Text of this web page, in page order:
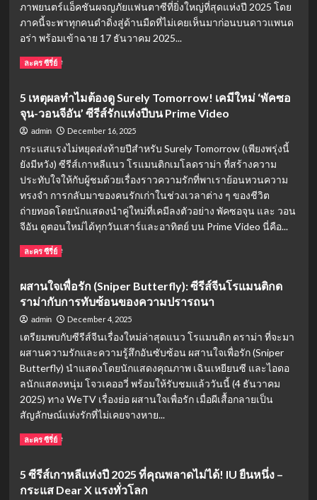
ภาพยนตร์แอ็คชันผจญภัยแฟนตาซีที่ยิ่งใหญ่ที่สุดแห่งปี 2025 โดย
ภาคนี้จะพาทุกคนดำดิ่งสู่ด้านมืดที่ไม่เคยเห็นมาก่อนบนดาวแพนด
อร่า พร้อมเข้าฉาย 17 ธันวาคม 2025...
Read MoreRead
Avatar:
Fire
and
(2025)
อวตาร
3
เผย
บท
ใหม่
และ
สงคราม
ชาวนา
วี
ดุ
เดือด
กว่า
เดิม!
ละคร ซีรี่ย์
5 เหตุผลทำไมต้องดู Surely Tomorrow! เคมีใหม่ ‘พัคซอ
จุน-วอนจีอัน’ ซีรีส์รักแห่งปีบน Prime Video
admin December 16, 2025
กระแสแรงไม่หยุดส่งท้ายปีสำหรับ Surely Tomorrow (เพียงพรุ่งนี้
ยังมีหวัง) ซีรีส์เกาหลีแนว โรแมนติกเมโลดราม่า ที่สร้างความ
ประทับใจให้กับผู้ชมด้วยเรื่องราวความรักที่พาเราย้อนหวนความ
ทรงจำ การกลับมาของคนรักเก่าในช่วงเวลาต่าง ๆ ของชีวิต
ถ่ายทอดโดยนักแสดงนำคู่ใหม่ที่เคมีลงตัวอย่าง พัคซอจุน และ วอน
จีอัน ดูตอนใหม่ได้ทุกวันเสาร์และอาทิตย์ บน Prime Video นี่คือ...
Read MoreRead
5
เหตุผล
ทำไม
ดู
Surely
Tomorrow!
เคมี
ใหม่
‘พัค
จุน-
อัน’
ซี
ละคร ซีรี่ย์
ผสานใจเพื่อรัก (Sniper Butterfly): ซีรีส์จีนโรแมนติกด
ราม่ากับการทับซ้อนของความปรารถนา
admin December 4, 2025
เตรียมพบกับซีรีส์จีนเรื่องใหม่ล่าสุดแนว โรแมนติก ดราม่า ที่จะมา
ผสานความรักและความรู้สึกอันซับซ้อน ผสานใจเพื่อรัก (Sniper
Butterfly) นำแสดงโดยนักแสดงคุณภาพ เฉินเหยียนซี และไอดอ
ลนักแสดงหนุ่ม โจวเคออวี่ พร้อมให้รับชมแล้ววันนี้ (4 ธันวาคม
2025) ทาง WeTV เรื่องย่อ ผสานใจเพื่อรัก เมื่อผีเสื้อกลายเป็น
สัญลักษณ์แห่งรักที่ไม่เคยจางหาย...
Read MoreRead
ผสาน
ใจ
ละคร ซีรี่ย์
5 ซีรีส์เกาหลีแห่งปี 2025 ที่คุณพลาดไม่ได้! IU ยืนหนึ่ง –
กระแส Dear X แรงทั่วโลก